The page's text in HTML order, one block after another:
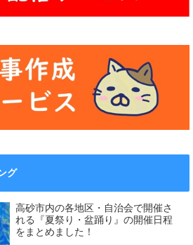
グ
高砂市内の各地区・自治会で開催さ
れる『夏祭り・盆踊り』の開催日程
をまとめました！